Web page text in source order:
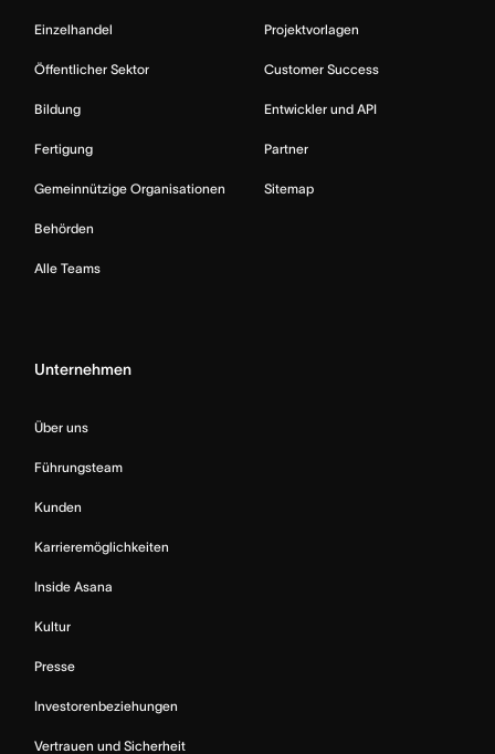
Einzelhandel
Öffentlicher Sektor
Bildung
Fertigung
Gemeinnützige Organisationen
Behörden
Alle Teams
Projektvorlagen
Customer Success
Entwickler und API
Partner
Sitemap
Unternehmen
Über uns
Führungsteam
Kunden
Karrieremöglichkeiten
Inside Asana
Kultur
Presse
Investorenbeziehungen
Vertrauen und Sicherheit